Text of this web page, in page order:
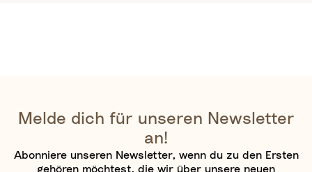
Melde dich für unseren Newsletter
an!
Abonniere unseren Newsletter, wenn du zu den Ersten
gehören möchtest, die wir über unsere neuen